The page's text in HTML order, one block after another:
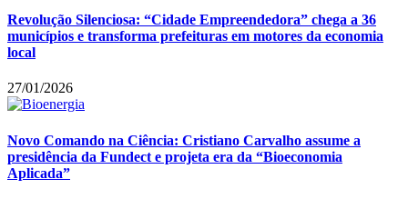
Revolução Silenciosa: “Cidade Empreendedora” chega a 36
municípios e transforma prefeituras em motores da economia
local
27/01/2026
Novo Comando na Ciência: Cristiano Carvalho assume a
presidência da Fundect e projeta era da “Bioeconomia
Aplicada”